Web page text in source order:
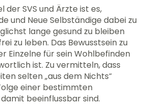
der SVS und Ärzte ist es,
und Neue Selbständige dabei zu
lange gesund zu bleiben
zu leben. Das Bewusstsein zu
Einzelne für sein Wohlbefinden
ist. Zu vermitteln, dass
selten „aus dem Nichts“
einer bestimmten
beeinflussbar sind.